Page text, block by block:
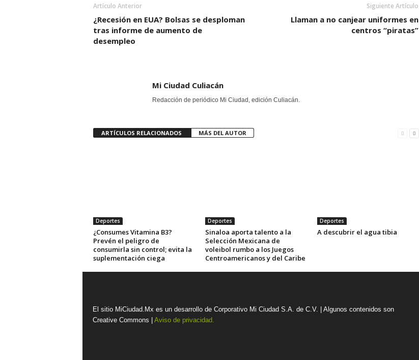
Artículo Anterior
¿Recesión en EUA? Bolsas se desploman
tras informe de aumento de
desempleo
Siguiente Artículo
Llaman a no canjear uniformes en
centros “piratas”
Mi Ciudad Culiacán
Redacción de periódico Mi Ciudad, edición Culiacán.
ARTÍCULOS RELACIONADOS MÁS DEL AUTOR
Deportes
¿Consumes Vitamina B3?
Prevén el peligro de
consumirla sin control; evita la
suplementación ciega
Deportes
Sinaloa aporta talento a la
Selección Mexicana de
voleibol rumbo a los Juegos
Centroamericanos y del Caribe
Deportes
A descubrir el agua tibia
El sitio MiCiudad.Mx es un desarrollo de Corporativo Mi Ciudad S.A. de C.V. | Algunos contenidos son
Creative Commons | Aviso de privacidad.